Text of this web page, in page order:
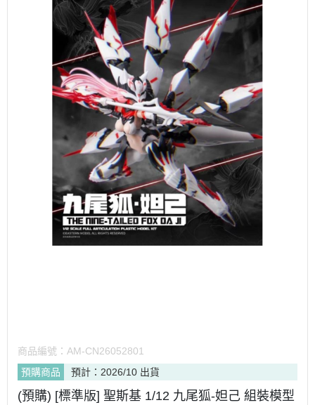
商品編號： AM-CN26052801
預購商品
預計：2026/10 出貨
(預購) [標準版] 聖斯基 1/12 九尾狐-妲己 組裝模型